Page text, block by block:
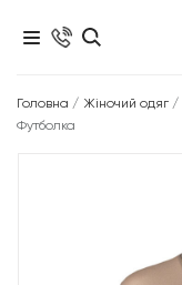
Головна / Жіночий одяг /
Футболка